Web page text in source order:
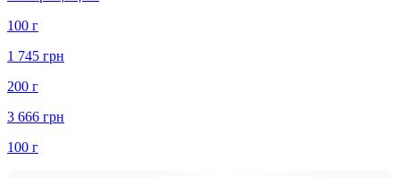
100 г
1 745 грн
200 г
3 666 грн
100 г